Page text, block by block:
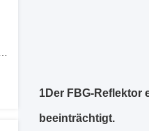
1Der FBG-Reflektor
beeinträchtigt.